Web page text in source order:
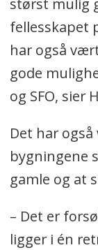
størst mulig
fellesskapet
har også
gode
og SFO, sier
Det har
bygningene
gamle og at
– Det er
ligger i én